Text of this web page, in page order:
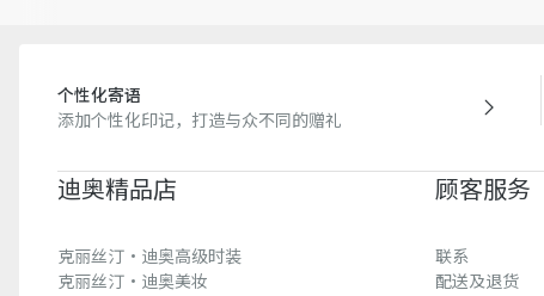
个性化寄语
添加个性化印记，打造与众不同的赠礼
迪奥精品店
克丽丝汀·迪奥高级时装
克丽丝汀·迪奥美妆
顾客服务
联系
配送及退货